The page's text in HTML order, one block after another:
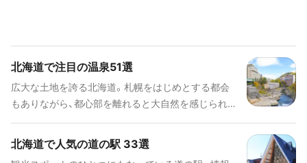
北海道で注目の温泉51選
広大な土地を誇る北海道。札幌をはじめとする都会
もありながら、都心部を離れると大自然を感じられ
地です。今回はそんな北海道で注目すべき温泉を51
ヵ所ピックアップしてご紹介いたします。日本で最
北海道で人気の道の駅 33選